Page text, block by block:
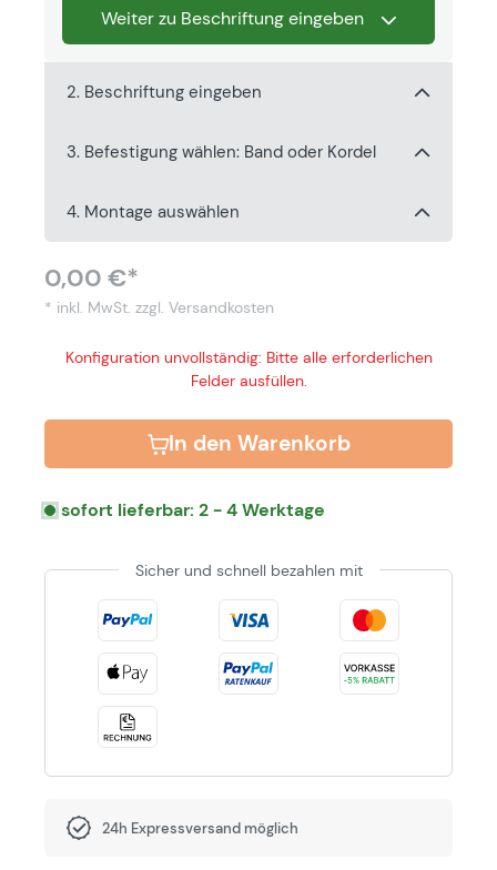
Weiter zu Beschriftung eingeben
2. Beschriftung eingeben
3. Befestigung wählen: Band oder Kordel
4. Montage auswählen
0,00 €*
* inkl. MwSt. zzgl. Versandkosten
Konfiguration unvollständig: Bitte alle erforderlichen
Felder ausfüllen.
In den Warenkorb
sofort lieferbar: 2 - 4 Werktage
Sicher und schnell bezahlen mit
24h Expressversand möglich